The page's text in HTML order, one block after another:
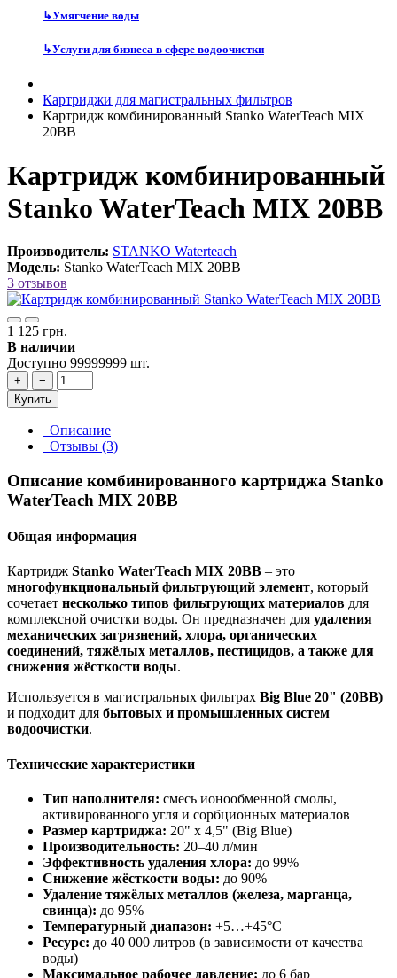
↳Умягчение воды
↳Услуги для бизнеса в сфере водоочистки
Картриджи для магистральных фильтров
Картридж комбинированный Stanko WaterTeach MIX
20BB
Картридж комбинированный
Stanko WaterTeach MIX 20BB
Производитель: STANKO Waterteach
Модель: Stanko WaterTeach MIX 20BB
3 отзывов
1 125 грн.
В наличии
Доступно 99999999 шт.
+
−
Купить
Описание
Отзывы (3)
Описание комбинированного картриджа Stanko
WaterTeach MIX 20BB
Общая информация
Картридж Stanko WaterTeach MIX 20BB – это
многофункциональный фильтрующий элемент, который
сочетает несколько типов фильтрующих материалов для
комплексной очистки воды. Он предназначен для удаления
механических загрязнений, хлора, органических
соединений, тяжёлых металлов, пестицидов, а также для
снижения жёсткости воды.
Используется в магистральных фильтрах Big Blue 20" (20BB)
и подходит для бытовых и промышленных систем
водоочистки.
Технические характеристики
Тип наполнителя: смесь ионообменной смолы,
активированного угля и сорбционных материалов
Размер картриджа: 20" x 4,5" (Big Blue)
Производительность: 20–40 л/мин
Эффективность удаления хлора: до 99%
Снижение жёсткости воды: до 90%
Удаление тяжёлых металлов (железа, марганца,
свинца): до 95%
Температурный диапазон: +5…+45°C
Ресурс: до 40 000 литров (в зависимости от качества
воды)
Максимальное рабочее давление: до 6 бар